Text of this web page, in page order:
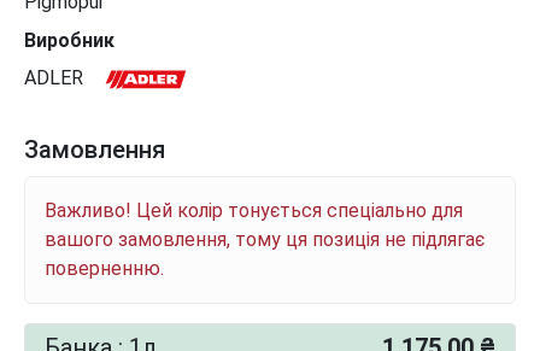
Виробник
ADLER
Замовлення
Важливо! Цей колір тонується спеціально для
вашого замовлення, тому ця позиція не підлягає
поверненню.